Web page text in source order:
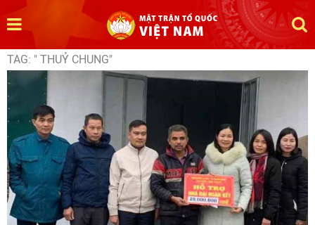
TAG: " THUỶ CHUNG"